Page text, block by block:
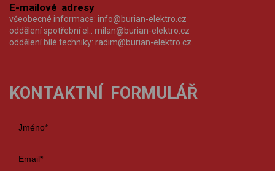
E-mailové adresy
všeobecné informace: info@burian-elektro.cz
oddělení spotřební el.: milan@burian-elektro.cz
oddělení bílé techniky: radim@burian-elektro.cz
KONTAKTNÍ FORMULÁŘ